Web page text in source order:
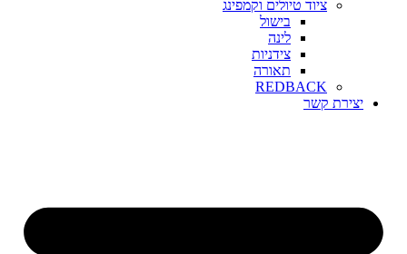
ציוד טיולים וקמפינג
בישול
לינה
צידניות
תאורה
REDBACK
יצירת קשר